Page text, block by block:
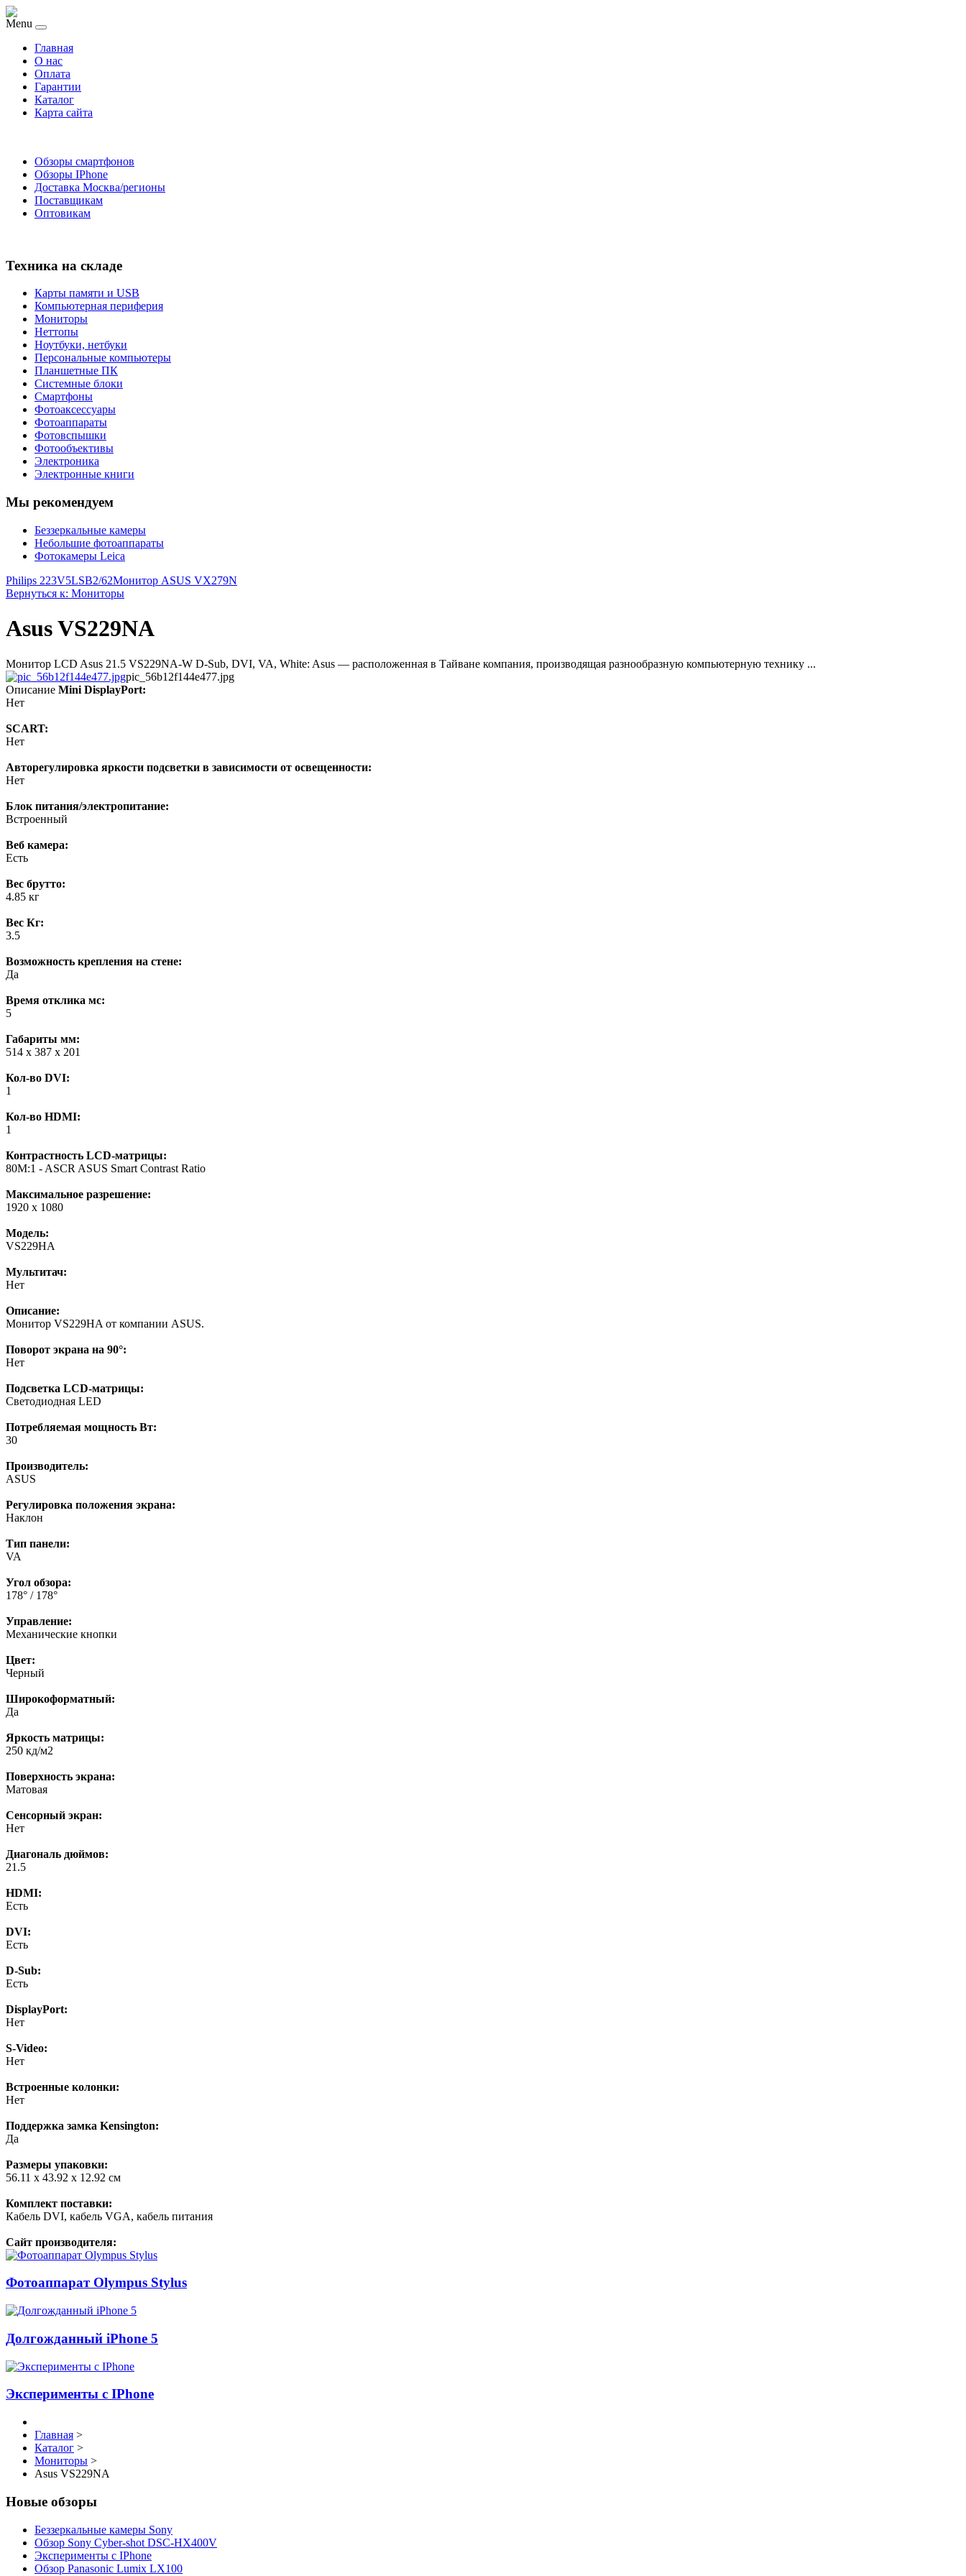
Menu
Главная
O нас
Оплата
Гарантии
Каталог
Карта сайта
Обзоры смартфонов
Обзоры IPhone
Доставка Москва/регионы
Поставщикам
Оптовикам
Техника на складе
Карты памяти и USB
Компьютерная периферия
Мониторы
Неттопы
Ноутбуки, нетбуки
Персональные компьютеры
Планшетные ПК
Системные блоки
Смартфоны
Фотоаксессуары
Фотоаппараты
Фотовспышки
Фотообъективы
Электроника
Электронные книги
Мы рекомендуем
Беззеркальные камеры
Небольшие фотоаппараты
Фотокамеры Leica
Philips 223V5LSB2/62Монитор ASUS VX279N
Вернуться к: Мониторы
Asus VS229NA
Монитор LCD Asus 21.5 VS229NA-W D-Sub, DVI, VA, White: Asus — расположенная в Тайване компания, производящая разнообразную компьютерную технику ...
pic_56b12f144e477.jpg
Описание Mini DisplayPort:
Нет
SCART:
Нет
Авторегулировка яркости подсветки в зависимости от освещенности:
Нет
Блок питания/электропитание:
Встроенный
Веб камера:
Есть
Вес брутто:
4.85 кг
Вес Кг:
3.5
Возможность крепления на стене:
Да
Время отклика мс:
5
Габариты мм:
514 x 387 x 201
Кол-во DVI:
1
Кол-во HDMI:
1
Контрастность LCD-матрицы:
80M:1 - ASCR ASUS Smart Contrast Ratio
Максимальное разрешение:
1920 x 1080
Модель:
VS229HA
Мультитач:
Нет
Описание:
Монитор VS229HA от компании ASUS.
Поворот экрана на 90°:
Нет
Подсветка LCD-матрицы:
Светодиодная LED
Потребляемая мощность Вт:
30
Производитель:
ASUS
Регулировка положения экрана:
Наклон
Тип панели:
VA
Угол обзора:
178° / 178°
Управление:
Механические кнопки
Цвет:
Черный
Широкоформатный:
Да
Яркость матрицы:
250 кд/м2
Поверхность экрана:
Матовая
Сенсорный экран:
Нет
Диагональ дюймов:
21.5
HDMI:
Есть
DVI:
Есть
D-Sub:
Есть
DisplayPort:
Нет
S-Video:
Нет
Встроенные колонки:
Нет
Поддержка замка Kensington:
Да
Размеры упаковки:
56.11 x 43.92 x 12.92 см
Комплект поставки:
Кабель DVI, кабель VGA, кабель питания
Сайт производителя:
Фотоаппарат Olympus Stylus
Долгожданный iPhone 5
Эксперименты с IPhone
Главная >
Каталог >
Мониторы >
Asus VS229NA
Новые обзоры
Беззеркальные камеры Sony
Обзор Sony Cyber-shot DSC-HX400V
Эксперименты с IPhone
Обзор Panasonic Lumix LX100